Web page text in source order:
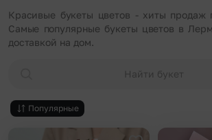
Красивые букеты цветов - хиты
Самые популярные букеты цветов в
доставкой на дом.
Найти букет
Популярные